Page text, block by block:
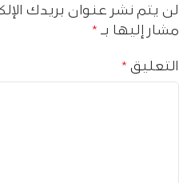
لن يتم نشر عنوان بريدك
مشار إليها بـ *
التعليق *